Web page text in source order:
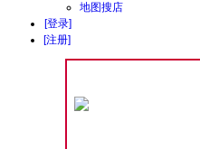
地图搜店
[登录]
[注册]